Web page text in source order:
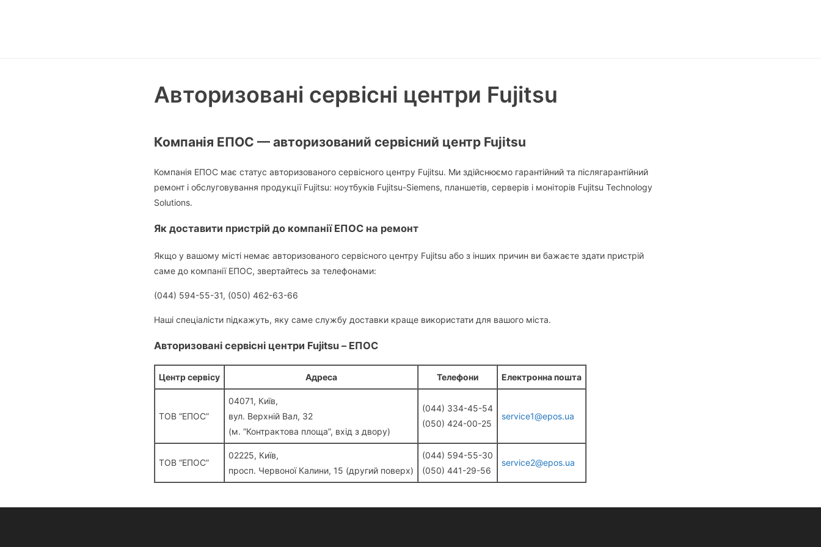
Авторизовані сервісні центри Fujitsu
Компанія ЕПОС — авторизований сервісний центр Fujitsu
Компанія ЕПОС має статус авторизованого сервісного центру Fujitsu. Ми здійснюємо гарантійний та післягарантійний
ремонт і обслуговування продукції Fujitsu: ноутбуків Fujitsu-Siemens, планшетів, серверів і моніторів Fujitsu Technology
Solutions.
Як доставити пристрій до компанії ЕПОС на ремонт
Якщо у вашому місті немає авторизованого сервісного центру Fujitsu або з інших причин ви бажаєте здати пристрій
саме до компанії ЕПОС, звертайтесь за телефонами:
(044) 594-55-31, (050) 462-63-66
Наші спеціалісти підкажуть, яку саме службу доставки краще використати для вашого міста.
Авторизовані сервісні центри Fujitsu – ЕПОС
Центр сервісу Адреса Телефони Електронна пошта
ТОВ “ЕПОС”
04071, Київ,
вул. Верхній Вал, 32
(м. “Контрактова площа”, вхід з двору)
(044) 334-45-54
(050) 424-00-25
service1@epos.ua
ТОВ “ЕПОС”
02225, Київ,
просп. Червоної Калини, 15 (другий поверх)
(044) 594-55-30
(050) 441-29-56
service2@epos.ua